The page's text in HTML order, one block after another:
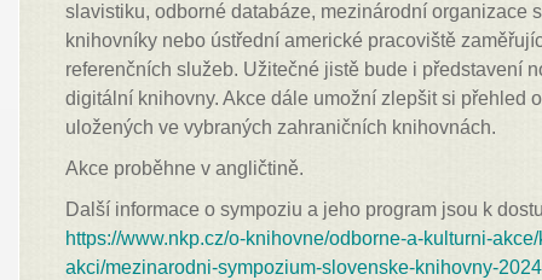
slavistiku, odborné databáze, mezinárodní organizace
knihovníky nebo ústřední americké pracoviště
referenčních služeb. Užitečné jistě bude i představení
digitální knihovny. Akce dále umožní zlepšit si přehled
uložených ve vybraných zahraničních knihovnách.
Akce proběhne v angličtině.
Další informace o sympoziu a jeho program jsou k
https://www.nkp.cz/o-knihovne/odborne-a-kulturni-
akci/mezinarodni-sympozium-slovenske-knihovny-2024